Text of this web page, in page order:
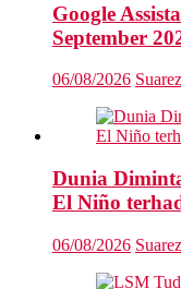
Google
September
06/08/2026 Suarez
Dunia
El Niño
06/08/2026 Suarez